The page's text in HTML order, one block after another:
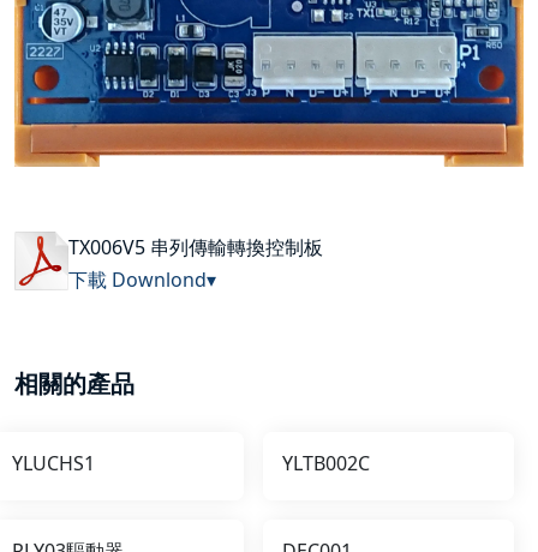
TX006V5 串列傳輸轉換控制板
下載 Downlond▾
相關的產品
YLUCHS1 YLTB002C